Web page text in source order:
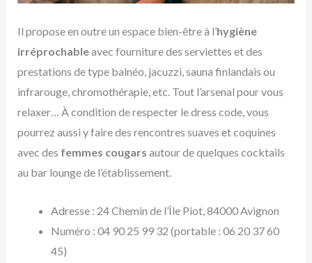
Il propose en outre un espace bien-être à l’hygiène
irréprochableavec fourniture des serviettes et des
prestations de type balnéo, jacuzzi, sauna finlandais ou
infrarouge, chromothérapie, etc. Tout l’arsenal pour vous
relaxer… À condition de respecter le dress code, vous
pourrez aussi y faire des rencontres suaves et coquines
avec des femmes cougars autour de quelques cocktails
au bar lounge de l’établissement.
Adresse : 24 Chemin de l’Île Piot, 84000 Avignon
Numéro : 04 90 25 99 32 (portable : 06 20 37 60
45)